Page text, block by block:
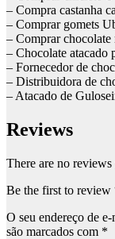
– Compra castanha
– Comprar gomets
– Comprar chocolate
– Chocolate atacado
– Fornecedor de
– Distribuidora de
– Atacado de
Reviews
There are no reviews
Be the first to
O seu endereço de
são marcados com *